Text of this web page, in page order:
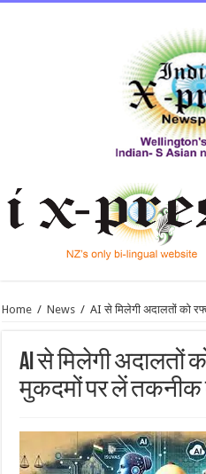
Home / News / AI से मिलेगी अदालतों को
AI से मिलेगी अदालतों
मुकदमों पर लें तकनीक